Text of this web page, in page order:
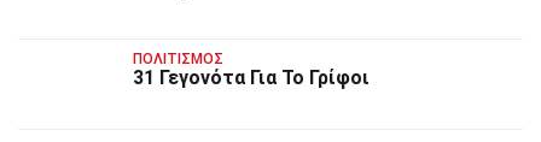
ΠΟΛΙΤΙΣΜΌΣ
31 Γεγονότα Για Το Γρίφοι